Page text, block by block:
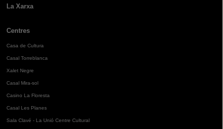
La Xarxa
Centres
Casa de Cultura
Casal Torreblanca
Xalet Negre
Casal Mira-sol
Casino La Floresta
Casal Les Planes
Sala Clavé - La Unió Centre Cultural